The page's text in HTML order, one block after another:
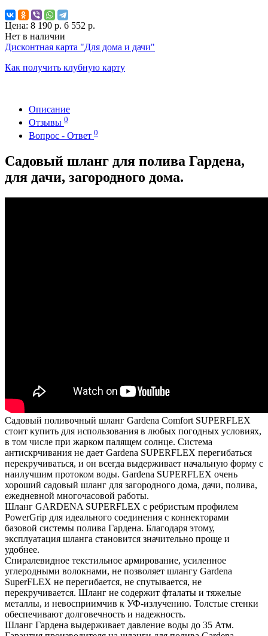
Цена: 8 190 р. 6 552 р.
Нет в наличии
Дисконтная карта "Для дома и дачи"
Как получить клубную карту
Описание
Отзывы 0
Вопрос - Ответ 0
Садовый шланг для полива Гардена,
для дачи, загородного дома.
Садовый поливочный шланг Gardena Comfort SUPERFLEX
стоит купить для использования в любых погодных условиях,
в том числе при жарком палящем солнце. Система
антискрчивания не дает Gardena SUPERFLEX перегибаться
перекручиваться, и он всегда выдерживает начальную форму с
наилучшим протоком воды. Gardena SUPERFLEX очень
хороший садовый шланг для загородного дома, дачи, полива,
ежедневной многочасовой работы.
Шланг GARDENA SUPERFLEX с ребристым профилем
PowerGrip для идеального соединения с коннекторами
базовой системы полива Гардена. Благодаря этому,
эксплуатация шланга становится значительно проще и
удобнее.
Спиралевидное текстильное армирование, усиленное
углеродными волокнами, не позволяет шлангу Gardena
SuperFLEX не перегибается, не спутывается, не
перекручивается. Шланг не содержит фталаты и тяжелые
металлы, и невосприимчив к УФ-излучению. Толстые стенки
обеспечивают долговечность и надежность.
Шланг Гардена выдерживает давление воды до 35 Атм.